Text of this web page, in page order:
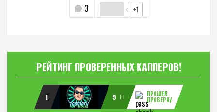
3 +1
РЕЙТИНГ ПРОВЕРЕННЫХ КАППЕРОВ!
1 9
ПРОШЕЛ
ПРОВЕРКУ